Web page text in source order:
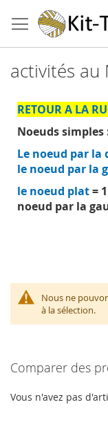
au
contenu
activités au
RETOUR A LA
Noeuds simples
Le noeud par la
le noeud par la
le noeud plat=
noeud par la
Nous ne
à la sélection.
Comparer des
Vous n'avez pas